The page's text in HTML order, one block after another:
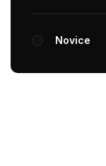
Novice